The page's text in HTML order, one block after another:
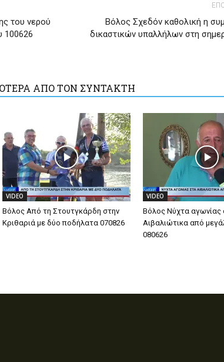
του νερού
100626
Βόλος Σχεδόν καθολική η
δικαστικών υπαλλήλων στη
ΑΠΟ ΤΟΝ ΣΥΝΤΑΚΤΗ
VIDEO
Βόλος Από τη Στουτγκάρδη στην
Κριθαριά με δύο ποδήλατα 070826
VIDEO
Βόλος Νύχτα αγωνίας
Αιβαλιώτικα από
080626